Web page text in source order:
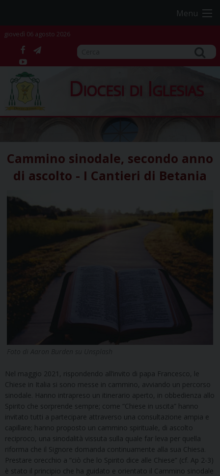
content
Menu
giovedì 06 agosto 2026
facebook
telegram
YouTube
Diocesi di Iglesias
Cammino sinodale, secondo anno
di ascolto - I Cantieri di Betania
Nel maggio 2021, rispondendo all’invito di papa Francesco, le
Chiese in Italia si sono messe in cammino, avviando un percorso
sinodale. Hanno intrapreso un itinerario aperto, in obbedienza allo
Spirito che sorprende sempre; come “Chiese in uscita” hanno
invitato tutti a partecipare attraverso una consultazione ampia e
capillare; hanno proposto un cammino spirituale, di ascolto
reciproco, una sinodalità vissuta sulla quale far leva per quella
riforma che il Signore domanda continuamente alla sua Chiesa.
Prestare orecchio a “ciò che lo Spirito dice alle Chiese” (cf. Ap 2-3)
è stato il principio che ha guidato e orientato il Cammino sinodale